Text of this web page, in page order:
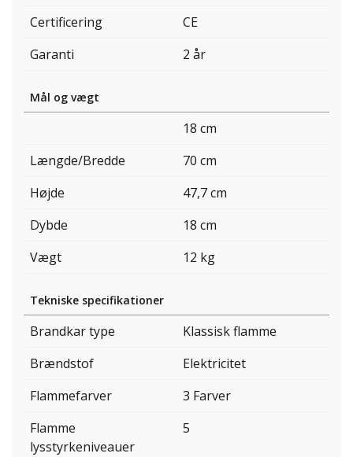
Certificering
CE
Garanti
2 år
Mål og vægt
18 cm
Længde/Bredde
70 cm
Højde
47,7 cm
Dybde
18 cm
Vægt
12 kg
Tekniske specifikationer
Brandkar type
Klassisk flamme
Brændstof
Elektricitet
Flammefarver
3 Farver
Flamme
lysstyrkeniveauer
5